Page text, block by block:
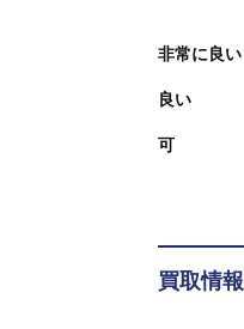
非常に良い
良い
可
買取情報